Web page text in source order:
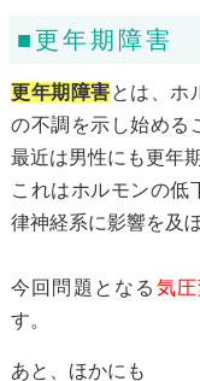
■更年期障害
更年期障害とは、ホ
の不調を示し始める
最近は男性にも更年
これはホルモンの低
律神経系に影響を及
今回問題となる 気
す。
あと、ほかにも